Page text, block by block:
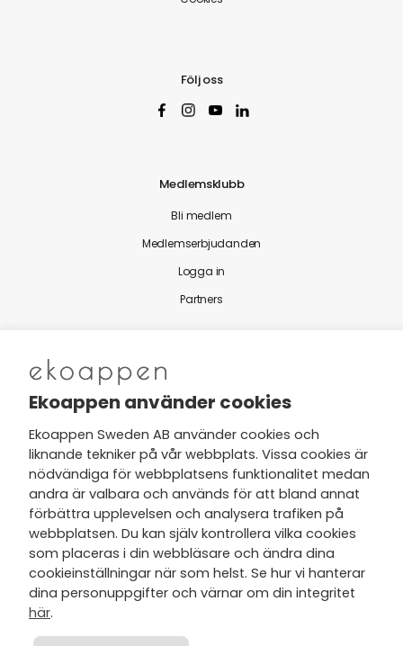
Följ oss
Medlemsklubb
Bli medlem
Medlemserbjudanden
Logga in
Partners
Nytt från Ekoappen
Jag har tagit del av Ekoappens
personuppgifts- och
integritetspolicyoch tar gärna del
av nyheter, hälsotips och exklusiva
erbjudanden via min e-post.
Ekoappen använder cookies
Ekoappen Sweden AB använder cookies och
liknande tekniker på vår webbplats. Vissa cookies är
nödvändiga för webbplatsens funktionalitet medan
andra är valbara och används för att bland annat
förbättra upplevelsen och analysera trafiken på
webbplatsen. Du kan själv kontrollera vilka cookies
som placeras i din webbläsare och ändra dina
cookieinställningar när som helst. Se hur vi hanterar
dina personuppgifter och värnar om din integritet
här.